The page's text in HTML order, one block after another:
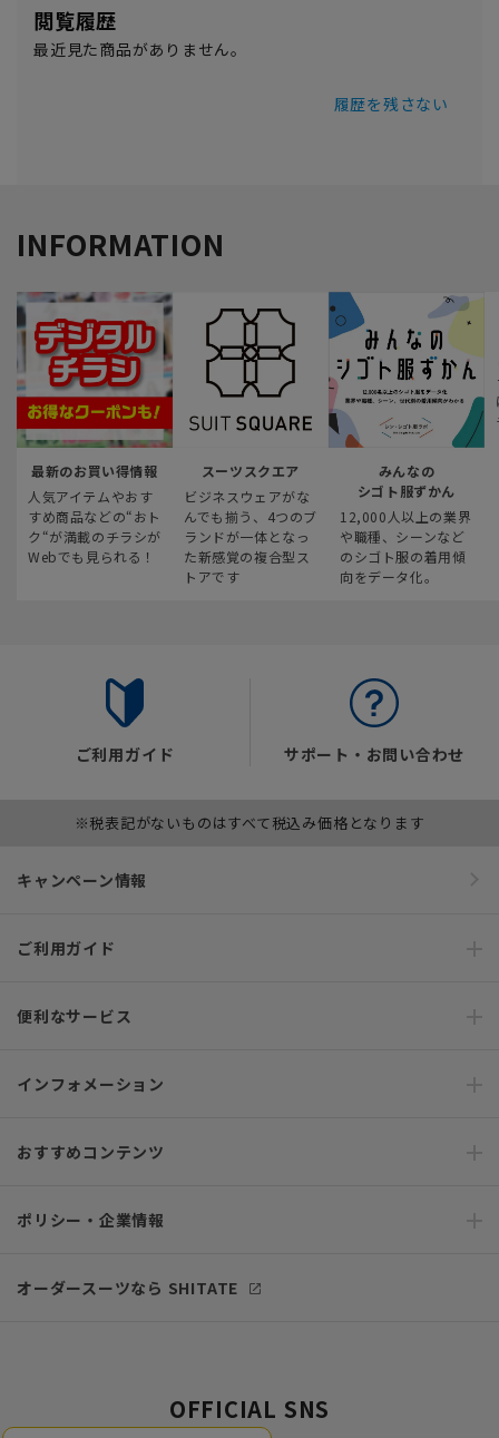
閲覧履歴
最近見た商品がありません。
履歴を残さない
INFORMATION
最新のお買い得情報
人気アイテムやおす
すめ商品などの“おト
ク“が満載のチラシが
Webでも見られる！
スーツスクエア
ビジネスウェアがな
んでも揃う、4つのブ
ランドが一体となっ
た新感覚の複合型ス
トアです
みんなの
シゴト服ずかん
12,000人以上の業界
や職種、シーンなど
のシゴト服の着用傾
向をデータ化。
ご利用ガイド サポート・お問い合わせ
※税表記がないものはすべて税込み価格となります
キャンペーン情報
ご利用ガイド
便利なサービス
インフォメーション
おすすめコンテンツ
ポリシー・企業情報
オーダースーツなら SHITATE
OFFICIAL SNS